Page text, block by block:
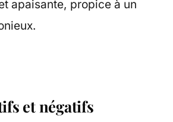
apaisante, propice à un
et négatifs